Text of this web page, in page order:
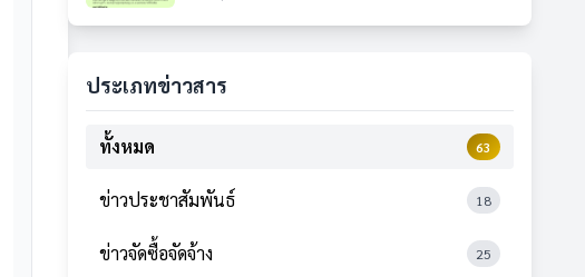
ประเภทข่าวสาร
ทั้งหมด 63
ข่าวประชาสัมพันธ์ 18
ข่าวจัดซื้อจัดจ้าง 25